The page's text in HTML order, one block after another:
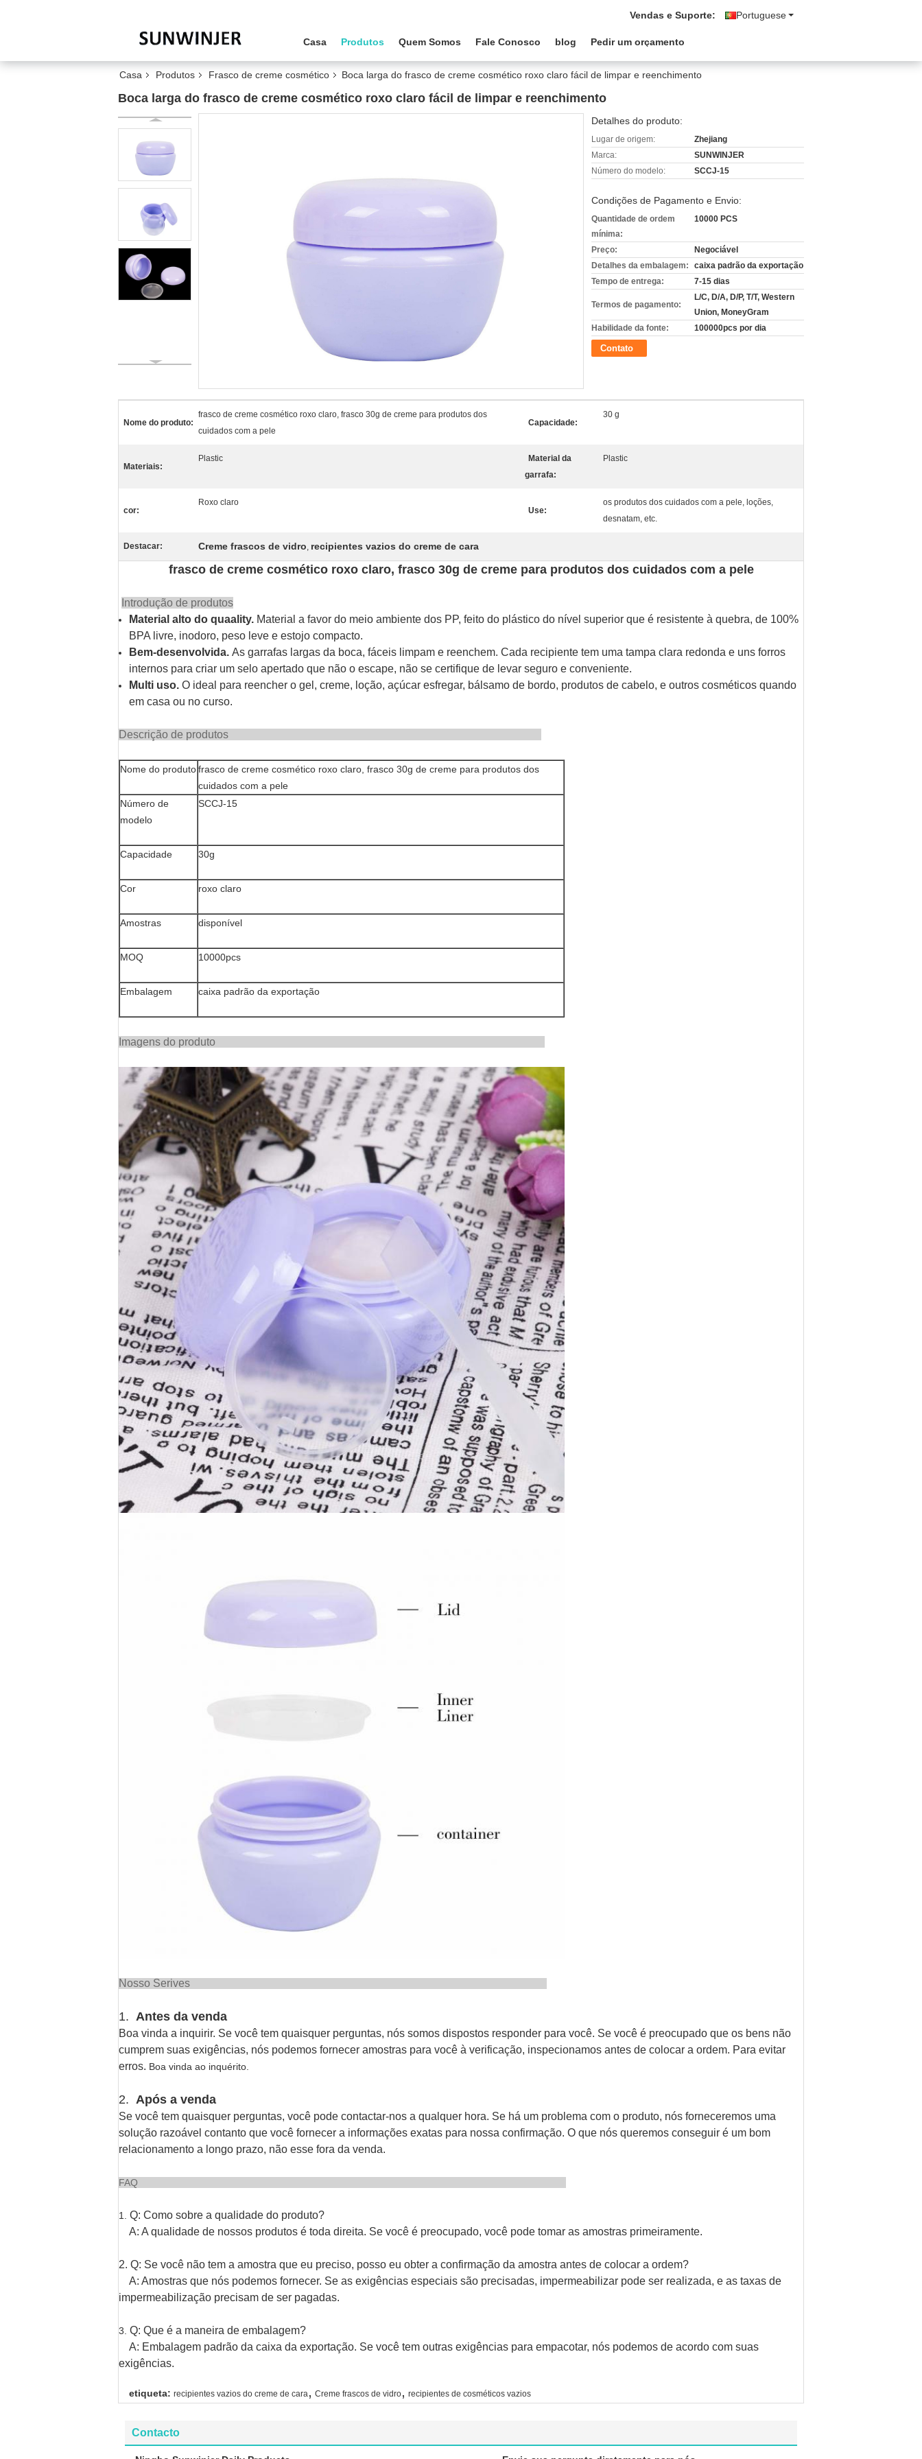
Portuguese
Vendas e Suporte:
Casa Produtos Quem Somos Fale Conosco blog Pedir um orçamento
Casa Produtos Frasco de creme cosmético Boca larga do frasco de creme cosmético roxo claro fácil de limpar e reenchimento
Boca larga do frasco de creme cosmético roxo claro fácil de limpar e reenchimento
Detalhes do produto:
Lugar de origem:
Zhejiang
Marca:
SUNWINJER
Número do modelo:
SCCJ-15
Condições de Pagamento e Envio:
Quantidade de ordem
mínima:
10000 PCS
Preço:
Negociável
Detalhes da embalagem:
caixa padrão da exportação
Tempo de entrega:
7-15 dias
Termos de pagamento:
L/C, D/A, D/P, T/T, Western
Union, MoneyGram
Habilidade da fonte:
100000pcs por dia
Contato
Nome do produto:
frasco de creme cosmético roxo claro, frasco 30g de creme para produtos dos
cuidados com a pele
Capacidade:
30 g
Materiais:
Plastic
Material da
garrafa:
Plastic
cor:
Roxo claro
Use:
os produtos dos cuidados com a pele, loções,
desnatam, etc.
Destacar: Creme frascos de vidro, recipientes vazios do creme de cara
frasco de creme cosmético roxo claro, frasco 30g de creme para produtos dos cuidados com a pele
Introdução de produtos
Material alto do quaality. Material a favor do meio ambiente dos PP, feito do plástico do nível superior que é resistente à quebra, de 100%
BPA livre, inodoro, peso leve e estojo compacto.
Bem-desenvolvida. As garrafas largas da boca, fáceis limpam e reenchem. Cada recipiente tem uma tampa clara redonda e uns forros
internos para criar um selo apertado que não o escape, não se certifique de levar seguro e conveniente.
Multi uso. O ideal para reencher o gel, creme, loção, açúcar esfregar, bálsamo de bordo, produtos de cabelo, e outros cosméticos quando
em casa ou no curso.
Descrição de produtos
Nome do produtofrasco de creme cosmético roxo claro, frasco 30g de creme para produtos dos
cuidados com a pele
Número de
modelo
SCCJ-15
Capacidade 30g
Cor roxo claro
Amostras disponível
MOQ 10000pcs
Embalagem caixa padrão da exportação
Imagens do produto
Nosso Serives
1. Antes da venda
Boa vinda a inquirir. Se você tem quaisquer perguntas, nós somos dispostos responder para você. Se você é preocupado que os bens não
cumprem suas exigências, nós podemos fornecer amostras para você à verificação, inspecionamos antes de colocar a ordem. Para evitar
erros. Boa vinda ao inquérito.
2. Após a venda
Se você tem quaisquer perguntas, você pode contactar-nos a qualquer hora. Se há um problema com o produto, nós forneceremos uma
solução razoável contanto que você fornecer a informações exatas para nossa confirmação. O que nós queremos conseguir é um bom
relacionamento a longo prazo, não esse fora da venda.
FAQ
1. Q: Como sobre a qualidade do produto?
A: A qualidade de nossos produtos é toda direita. Se você é preocupado, você pode tomar as amostras primeiramente.
2. Q: Se você não tem a amostra que eu preciso, posso eu obter a confirmação da amostra antes de colocar a ordem?
A: Amostras que nós podemos fornecer. Se as exigências especiais são precisadas, impermeabilizar pode ser realizada, e as taxas de
impermeabilização precisam de ser pagadas.
3. Q: Que é a maneira de embalagem?
A: Embalagem padrão da caixa da exportação. Se você tem outras exigências para empacotar, nós podemos de acordo com suas
exigências.
etiqueta: recipientes vazios do creme de cara, Creme frascos de vidro, recipientes de cosméticos vazios
Contacto